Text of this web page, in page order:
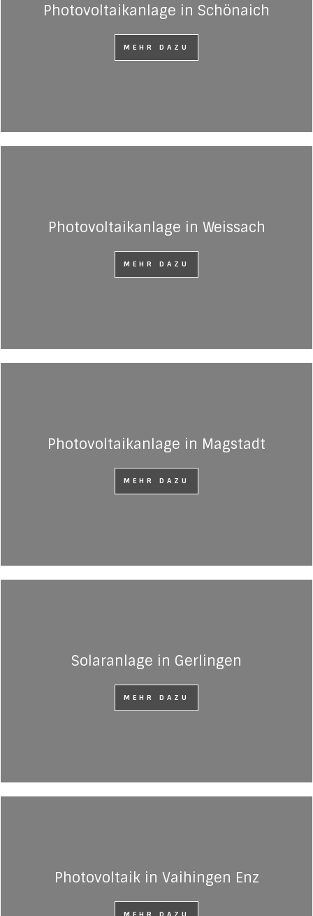
Photovoltaikanlage in Schönaich
MEHR DAZU
Photovoltaikanlage in Weissach
MEHR DAZU
Photovoltaikanlage in Magstadt
MEHR DAZU
Solaranlage in Gerlingen
MEHR DAZU
Photovoltaik in Vaihingen Enz
MEHR DAZU